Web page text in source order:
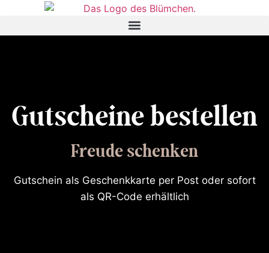
content
Gutscheine bestellen
Freude schenken
Gutschein als Geschenkkarte per Post oder sofort
als QR-Code erhältlich